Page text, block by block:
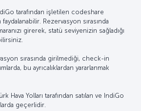
tarafından işletilen codeshare
faydalanabilir. Rezervasyon sırasında
girerek, statü seviyenizin sağladığı
sırasında girilmediği, check-in
bu ayrıcalıklardan yararlanmak
Hava Yolları tarafından satılan ve IndiGo
geçerlidir.